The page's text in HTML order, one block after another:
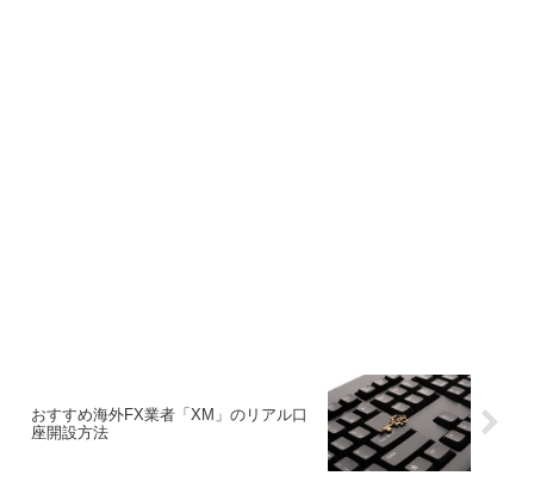
おすすめ海外FX業者「XM」のリアル口
座開設方法